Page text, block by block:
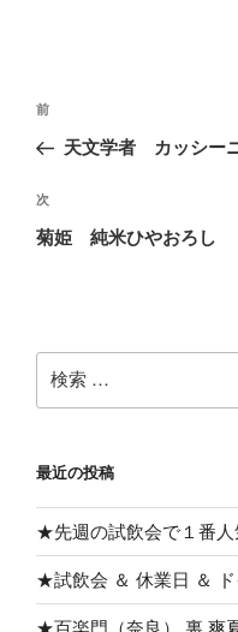
投
ビ
ゲ
ン
過
去
投
稿
前
天文学者 カッシー
次
の
次
菊姫 純米ひやおろし
検
索:
最近の投稿
★先週の試飲会で１番
★試飲会 ＆ 休業日 ＆
★百楽門（奈良） 裏 爽